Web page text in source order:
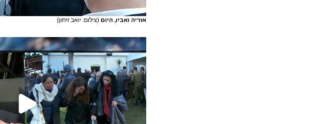
אזריה ואביו, היום (צילום: יואב זיתון)